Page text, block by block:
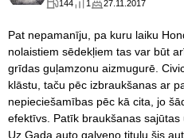
144 1 27.11.2017
Pat nepamanīju, pa kuru laiku
nolaistiem sēdekļiem tas var būt
grīdas guļamzonu aizmugurē.
klāstu, taču pēc izbraukšanas ar
nepieciešamības pēc kā cita, jo
efektīvs. Patīk braukšanas sajūtas
Uz Gada auto galveno titulu šis